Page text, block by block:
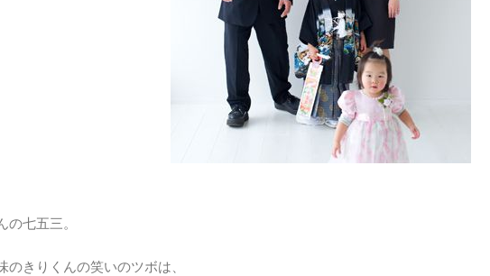
の七五三。
のきりくんの笑いのツボは、